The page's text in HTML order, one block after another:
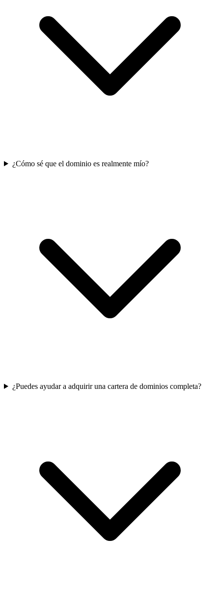
¿Cómo sé que el dominio es realmente mío?
¿Puedes ayudar a adquirir una cartera de dominios completa?